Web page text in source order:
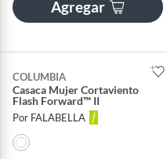
Agregar
COLUMBIA
Casaca Mujer Cortaviento
Flash Forward™ II
Por FALABELLA